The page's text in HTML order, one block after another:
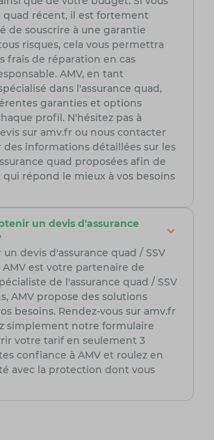
quad récent, il est fortement
de souscrire à une garantie
risques, cela vous permettra
frais de réparation en cas
AMV, en tant
dans l'assurance quad,
garanties et options
profil. N'hésitez pas à
sur amv.fr ou nous contacter
informations détaillées sur les
quad proposées afin de
répond le mieux à vos besoins
un devis d'assurance
devis d'assurance quad / SSV
est votre partenaire de
de l'assurance quad / SSV
AMV propose des solutions
besoins. Rendez-vous sur amv.fr
simplement notre formulaire
votre tarif en seulement 3
confiance à AMV et roulez en
avec la protection dont vous